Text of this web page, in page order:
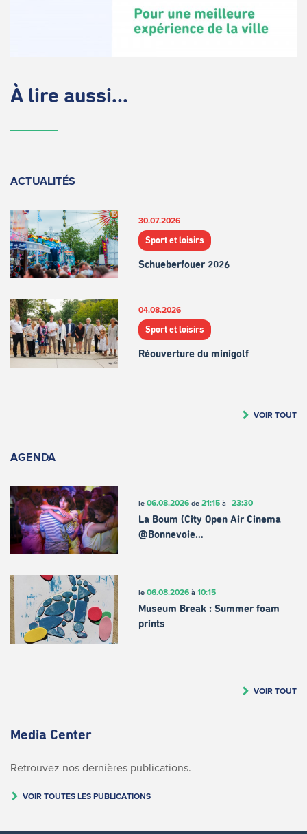
À lire aussi...
ACTUALITÉS
30.07.2026
Sport et loisirs
Schueberfouer 2026
04.08.2026
Sport et loisirs
Réouverture du minigolf
VOIR TOUT
AGENDA
le 06.08.2026de 21:15à 23:30
La Boum (City Open Air Cinema
@Bonnevoie…
le 06.08.2026à 10:15
Museum Break : Summer foam
prints
VOIR TOUT
Media Center
Retrouvez nos dernières publications.
VOIR TOUTES LES PUBLICATIONS